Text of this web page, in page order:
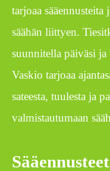
tarjoaa sääennusteita
säähän liittyen.
suunnitella päiväsi
Vaskio tarjoaa
sateesta, tuulesta ja
valmistautumaan